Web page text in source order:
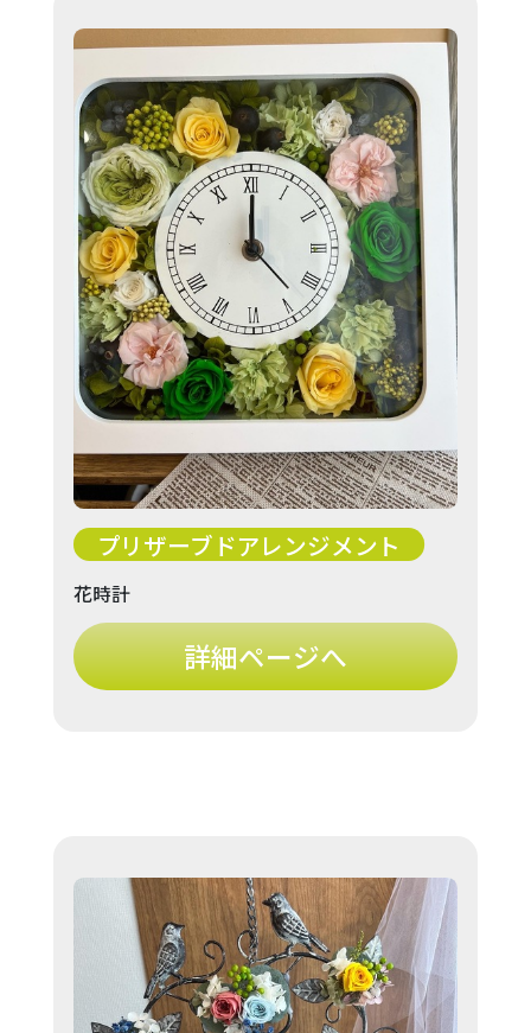
プリザーブドアレンジメント
花時計
詳細ページへ